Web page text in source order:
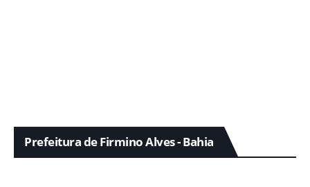
Prefeitura de Firmino Alves - Bahia